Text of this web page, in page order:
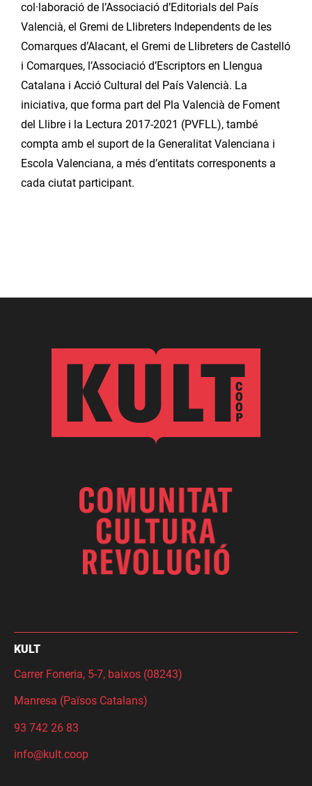
col·laboració de l’Associació d’Editorials del País
Valencià, el Gremi de Llibreters Independents de les
Comarques d’Alacant, el Gremi de Llibreters de Castelló
i Comarques, l’Associació d’Escriptors en Llengua
Catalana i Acció Cultural del País Valencià. La
iniciativa, que forma part del Pla Valencià de Foment
del Llibre i la Lectura 2017-2021 (PVFLL), també
compta amb el suport de la Generalitat Valenciana i
Escola Valenciana, a més d’entitats corresponents a
cada ciutat participant.
KULT
Carrer Foneria, 5-7, baixos (08243)
Manresa (Països Catalans)
93 742 26 83
info@kult.coop